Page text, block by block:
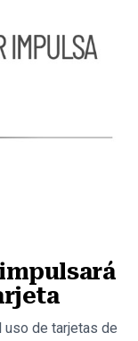
uso de tarjetas de